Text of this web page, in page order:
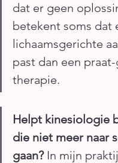
dat er geen
betekent soms dat
lichaamsgerichte
past dan een
therapie.
Helpt kinesiologie
die niet meer naar
gaan? In mijn